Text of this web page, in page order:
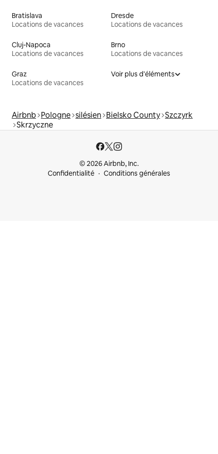
Bratislava
Locations de vacances
Dresde
Locations de vacances
Cluj-Napoca
Locations de vacances
Brno
Locations de vacances
Graz
Locations de vacances
Voir plus d'éléments
Airbnb Pologne silésien Bielsko County Szczyrk
Skrzyczne
© 2026 Airbnb, Inc.
Confidentialité
Conditions générales